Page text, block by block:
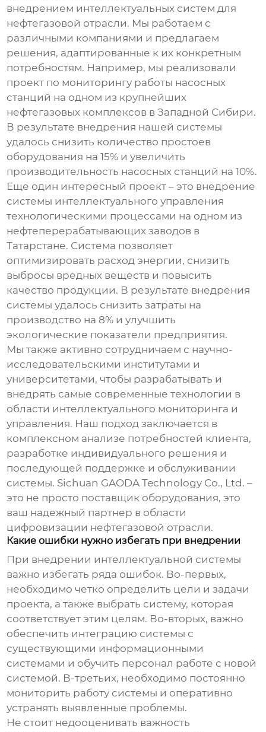
внедрением интеллектуальных систем для
нефтегазовой отрасли. Мы работаем с
различными компаниями и предлагаем
решения, адаптированные к их конкретным
потребностям. Например, мы реализовали
проект по мониторингу работы насосных
станций на одном из крупнейших
нефтегазовых комплексов в Западной Сибири.
В результате внедрения нашей системы
удалось снизить количество простоев
оборудования на 15% и увеличить
производительность насосных станций на 10%.
Еще один интересный проект – это внедрение
системы интеллектуального управления
технологическими процессами на одном из
нефтеперерабатывающих заводов в
Татарстане. Система позволяет
оптимизировать расход энергии, снизить
выбросы вредных веществ и повысить
качество продукции. В результате внедрения
системы удалось снизить затраты на
производство на 8% и улучшить
экологические показатели предприятия.
Мы также активно сотрудничаем с научно-
исследовательскими институтами и
университетами, чтобы разрабатывать и
внедрять самые современные технологии в
области интеллектуального мониторинга и
управления. Наш подход заключается в
комплексном анализе потребностей клиента,
разработке индивидуального решения и
последующей поддержке и обслуживании
системы. Sichuan GAODA Technology Co., Ltd. –
это не просто поставщик оборудования, это
ваш надежный партнер в области
цифровизации нефтегазовой отрасли.
Какие ошибки нужно избегать при внедрении
При внедрении интеллектуальной системы
важно избегать ряда ошибок. Во-первых,
необходимо четко определить цели и задачи
проекта, а также выбрать систему, которая
соответствует этим целям. Во-вторых, важно
обеспечить интеграцию системы с
существующими информационными
системами и обучить персонал работе с новой
системой. В-третьих, необходимо постоянно
мониторить работу системы и оперативно
устранять выявленные проблемы.
Не стоит недооценивать важность